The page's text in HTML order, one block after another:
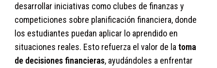
desarrollar iniciativas como clubes de finanzas y
competiciones sobre planificación financiera, donde
los estudiantes puedan aplicar lo aprendido en
situaciones reales. Esto refuerza el valor de la toma
de decisiones financieras, ayudándoles a enfrentar